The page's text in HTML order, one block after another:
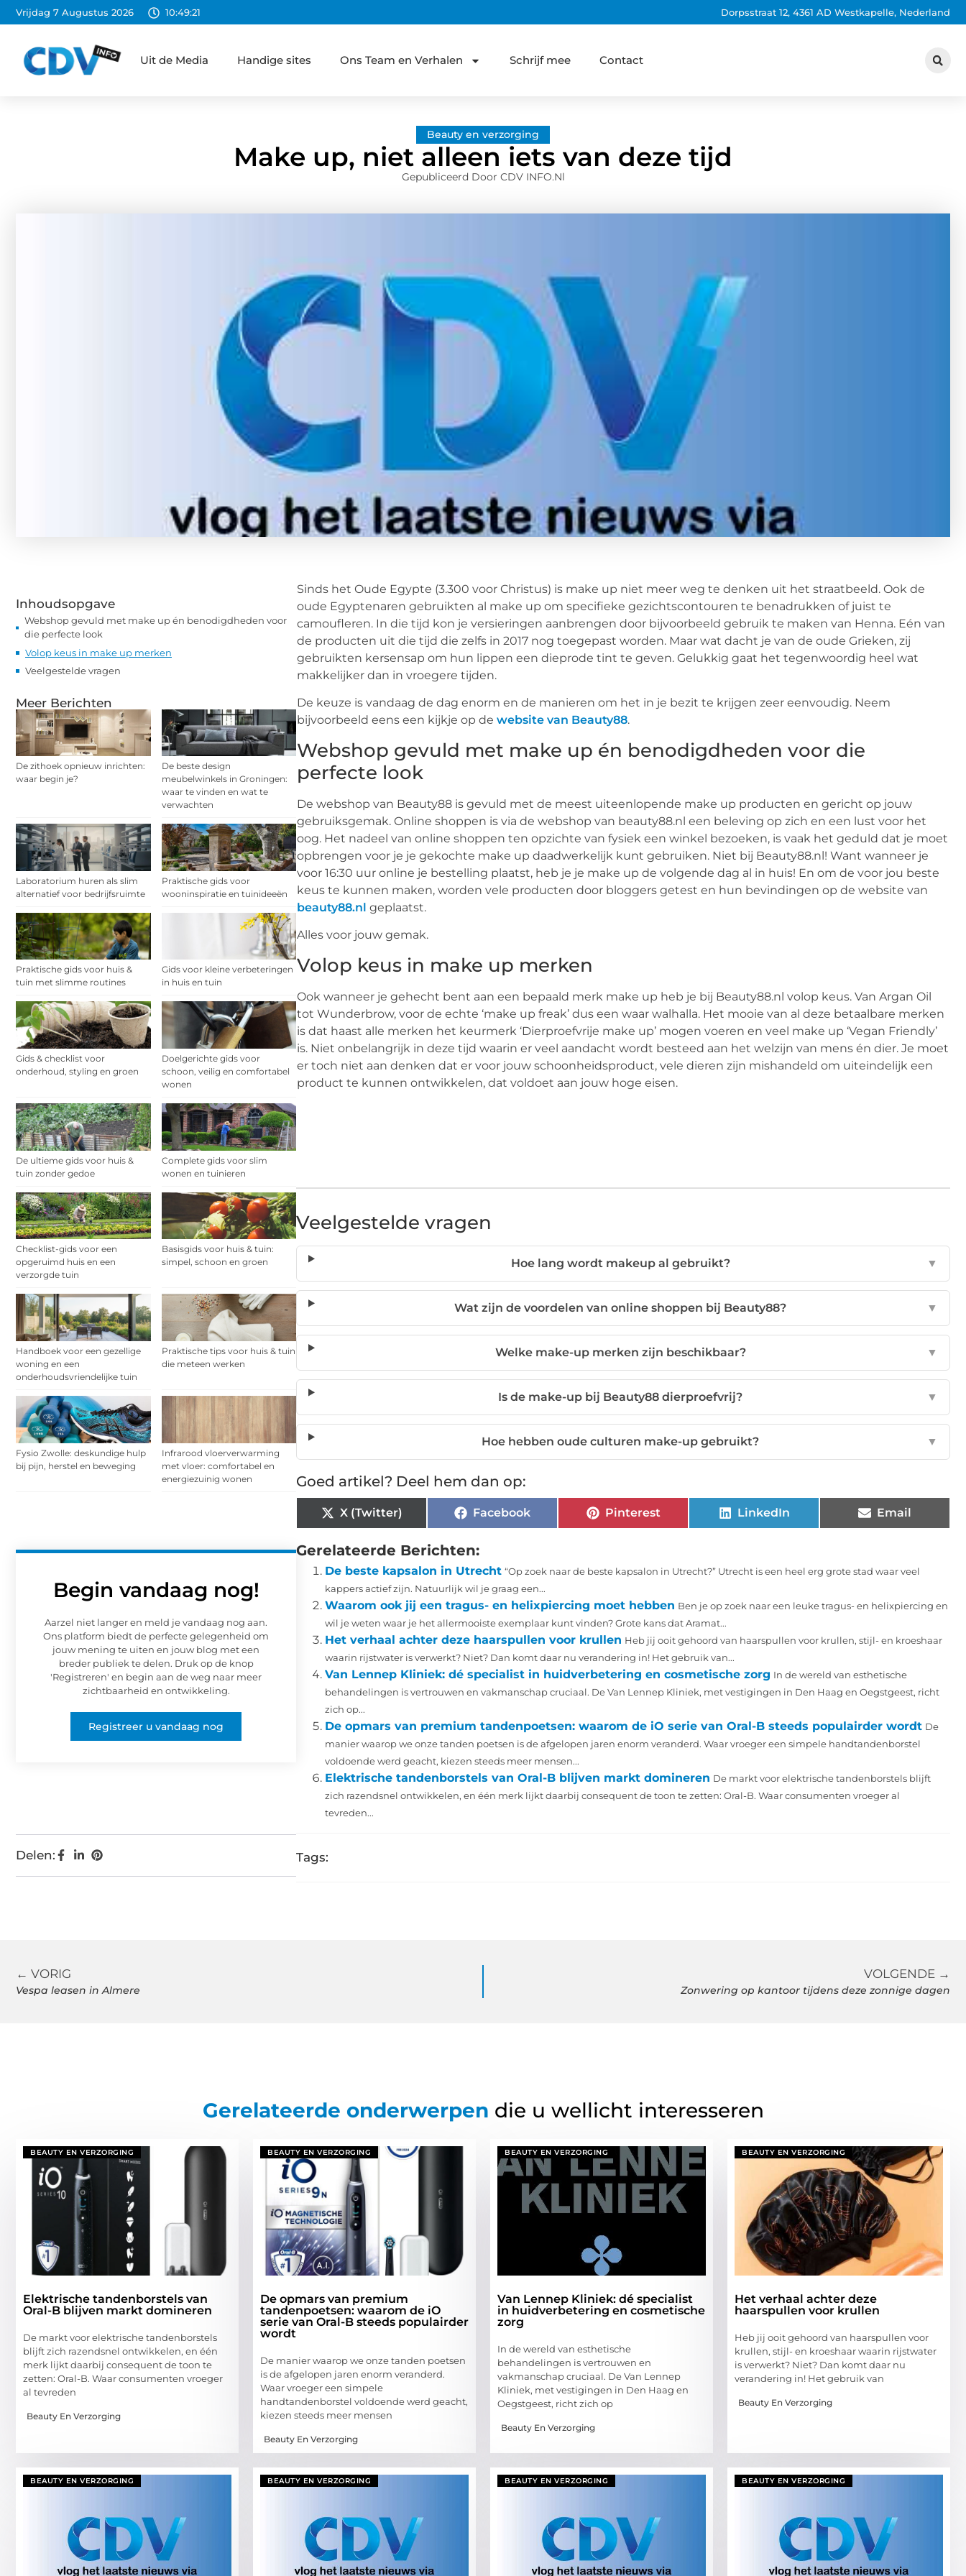
Vrijdag 7 Augustus 2026 10:49:22 Dorpsstraat 12, 4361 AD Westkapelle, Nederland
Uit de Media Handige sites Ons Team en Verhalen Schrijf mee Contact
Beauty en verzorging
Make up, niet alleen iets van deze tijd
Gepubliceerd Door CDV INFO.nl
Inhoudsopgave
Webshop gevuld met make up én benodigdheden voor
die perfecte look
Volop keus in make up merken
Veelgestelde vragen
Meer Berichten
De zithoek opnieuw inrichten:
waar begin je?
De beste design
meubelwinkels in Groningen:
waar te vinden en wat te
verwachten
Laboratorium huren als slim
alternatief voor bedrijfsruimte
Praktische gids voor
wooninspiratie en tuinideeën
Praktische gids voor huis &
tuin met slimme routines
Gids voor kleine verbeteringen
in huis en tuin
Gids & checklist voor
onderhoud, styling en groen
Doelgerichte gids voor
schoon, veilig en comfortabel
wonen
De ultieme gids voor huis &
tuin zonder gedoe
Complete gids voor slim
wonen en tuinieren
Checklist-gids voor een
opgeruimd huis en een
verzorgde tuin
Basisgids voor huis & tuin:
simpel, schoon en groen
Handboek voor een gezellige
woning en een
onderhoudsvriendelijke tuin
Praktische tips voor huis & tuin
die meteen werken
Fysio Zwolle: deskundige hulp
bij pijn, herstel en beweging
Infrarood vloerverwarming
met vloer: comfortabel en
energiezuinig wonen
Begin vandaag nog!
Aarzel niet langer en meld je vandaag nog aan.
Ons platform biedt de perfecte gelegenheid om
jouw mening te uiten en jouw blog met een
breder publiek te delen. Druk op de knop
'Registreren' en begin aan de weg naar meer
zichtbaarheid en ontwikkeling.
Registreer u vandaag nog
Delen:
Sinds het Oude Egypte (3.300 voor Christus) is make up niet meer weg te denken uit het straatbeeld. Ook de
oude Egyptenaren gebruikten al make up om specifieke gezichtscontouren te benadrukken of juist te
camoufleren. In die tijd kon je versieringen aanbrengen door bijvoorbeeld gebruik te maken van Henna. Eén van
de producten uit die tijd die zelfs in 2017 nog toegepast worden. Maar wat dacht je van de oude Grieken, zij
gebruikten kersensap om hun lippen een dieprode tint te geven. Gelukkig gaat het tegenwoordig heel wat
makkelijker dan in vroegere tijden.
De keuze is vandaag de dag enorm en de manieren om het in je bezit te krijgen zeer eenvoudig. Neem
bijvoorbeeld eens een kijkje op de website van Beauty88.
Webshop gevuld met make up én benodigdheden voor die
perfecte look
De webshop van Beauty88 is gevuld met de meest uiteenlopende make up producten en gericht op jouw
gebruiksgemak. Online shoppen is via de webshop van beauty88.nl een beleving op zich en een lust voor het
oog. Het nadeel van online shoppen ten opzichte van fysiek een winkel bezoeken, is vaak het geduld dat je moet
opbrengen voor je je gekochte make up daadwerkelijk kunt gebruiken. Niet bij Beauty88.nl! Want wanneer je
voor 16:30 uur online je bestelling plaatst, heb je je make up de volgende dag al in huis! En om de voor jou beste
keus te kunnen maken, worden vele producten door bloggers getest en hun bevindingen op de website van
beauty88.nl geplaatst.
Alles voor jouw gemak.
Volop keus in make up merken
Ook wanneer je gehecht bent aan een bepaald merk make up heb je bij Beauty88.nl volop keus. Van Argan Oil
tot Wunderbrow, voor de echte ‘make up freak’ dus een waar walhalla. Het mooie van al deze betaalbare merken
is dat haast alle merken het keurmerk ‘Dierproefvrije make up’ mogen voeren en veel make up ‘Vegan Friendly’
is. Niet onbelangrijk in deze tijd waarin er veel aandacht wordt besteed aan het welzijn van mens én dier. Je moet
er toch niet aan denken dat er voor jouw schoonheidsproduct, vele dieren zijn mishandeld om uiteindelijk een
product te kunnen ontwikkelen, dat voldoet aan jouw hoge eisen.
Veelgestelde vragen
Hoe lang wordt makeup al gebruikt? ▼
Wat zijn de voordelen van online shoppen bij Beauty88? ▼
Welke make-up merken zijn beschikbaar? ▼
Is de make-up bij Beauty88 dierproefvrij? ▼
Hoe hebben oude culturen make-up gebruikt? ▼
Goed artikel? Deel hem dan op:
X (Twitter) Facebook Pinterest LinkedIn Email
Gerelateerde Berichten:
De beste kapsalon in Utrecht “Op zoek naar de beste kapsalon in Utrecht?” Utrecht is een heel erg grote stad waar veel
kappers actief zijn. Natuurlijk wil je graag een...
Waarom ook jij een tragus- en helixpiercing moet hebben Ben je op zoek naar een leuke tragus- en helixpiercing en
wil je weten waar je het allermooiste exemplaar kunt vinden? Grote kans dat Aramat...
Het verhaal achter deze haarspullen voor krullen Heb jij ooit gehoord van haarspullen voor krullen, stijl- en kroeshaar
waarin rijstwater is verwerkt? Niet? Dan komt daar nu verandering in! Het gebruik van...
Van Lennep Kliniek: dé specialist in huidverbetering en cosmetische zorg In de wereld van esthetische
behandelingen is vertrouwen en vakmanschap cruciaal. De Van Lennep Kliniek, met vestigingen in Den Haag en Oegstgeest, richt
zich op...
De opmars van premium tandenpoetsen: waarom de iO serie van Oral-B steeds populairder wordt De
manier waarop we onze tanden poetsen is de afgelopen jaren enorm veranderd. Waar vroeger een simpele handtandenborstel
voldoende werd geacht, kiezen steeds meer mensen...
Elektrische tandenborstels van Oral-B blijven markt domineren De markt voor elektrische tandenborstels blijft
zich razendsnel ontwikkelen, en één merk lijkt daarbij consequent de toon te zetten: Oral-B. Waar consumenten vroeger al
tevreden...
Tags:
← VORIG
Vespa leasen in Almere
VOLGENDE →
Zonwering op kantoor tijdens deze zonnige dagen
Gerelateerde onderwerpen die u wellicht interesseren
BEAUTY EN VERZORGING
Elektrische tandenborstels van
Oral-B blijven markt domineren
De markt voor elektrische tandenborstels
blijft zich razendsnel ontwikkelen, en één
merk lijkt daarbij consequent de toon te
zetten: Oral-B. Waar consumenten vroeger
al tevreden
Beauty En Verzorging
BEAUTY EN VERZORGING
De opmars van premium
tandenpoetsen: waarom de iO
serie van Oral-B steeds populairder
wordt
De manier waarop we onze tanden poetsen
is de afgelopen jaren enorm veranderd.
Waar vroeger een simpele
handtandenborstel voldoende werd geacht,
kiezen steeds meer mensen
Beauty En Verzorging
BEAUTY EN VERZORGING
Van Lennep Kliniek: dé specialist
in huidverbetering en cosmetische
zorg
In de wereld van esthetische
behandelingen is vertrouwen en
vakmanschap cruciaal. De Van Lennep
Kliniek, met vestigingen in Den Haag en
Oegstgeest, richt zich op
Beauty En Verzorging
BEAUTY EN VERZORGING
Het verhaal achter deze
haarspullen voor krullen
Heb jij ooit gehoord van haarspullen voor
krullen, stijl- en kroeshaar waarin rijstwater
is verwerkt? Niet? Dan komt daar nu
verandering in! Het gebruik van
Beauty En Verzorging
BEAUTY EN VERZORGING BEAUTY EN VERZORGING BEAUTY EN VERZORGING BEAUTY EN VERZORGING